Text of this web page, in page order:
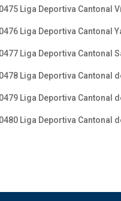
Liga Deportiva Cantonal
Liga Deportiva Cantonal
Liga Deportiva Cantonal
Liga Deportiva Cantonal
Liga Deportiva Cantonal
Liga Deportiva Cantonal